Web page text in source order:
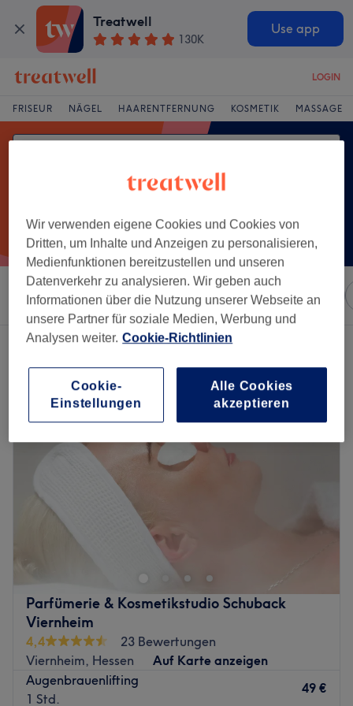
Treatwell
130K
Use app
LOGIN
FRISEUR NÄGEL HAARENTFERNUNG KOSMETIK MASSAGE
Sortieren nach Marken Salons Expressangebote
Ein Salon, der anbietet:
Parfümerie & Kosmetikstudio Schuback
Viernheim
4,4
23 Bewertungen
Viernheim, Hessen
Auf Karte anzeigen
Augenbrauenlifting
1 Std.
49 €
Wir verwenden eigene Cookies und Cookies von
Dritten, um Inhalte und Anzeigen zu personalisieren,
Medienfunktionen bereitzustellen und unseren
Datenverkehr zu analysieren. Wir geben auch
Informationen über die Nutzung unserer Webseite an
unsere Partner für soziale Medien, Werbung und
Analysen weiter. Cookie-Richtlinien
Cookie-
Einstellungen
Alle Cookies
akzeptieren